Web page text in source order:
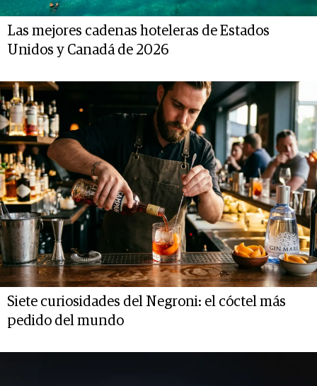
Las mejores cadenas hoteleras de Estados
Unidos y Canadá de 2026
Siete curiosidades del Negroni: el cóctel más
pedido del mundo